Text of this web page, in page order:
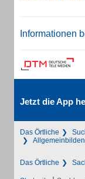
Informationen
Jetzt die App
Das Örtliche
Das Örtliche